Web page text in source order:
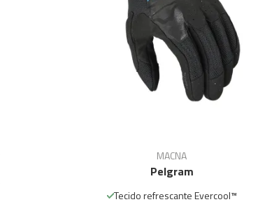
MACNA
Pelgram
Tecido refrescante Evercool™